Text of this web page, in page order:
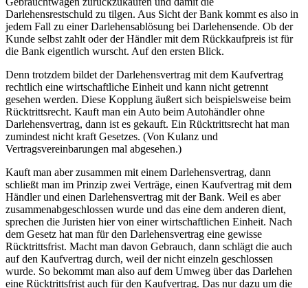
Darlehensrestschuld zu tilgen. Aus Sicht der Bank kommt es also in
jedem Fall zu einer Darlehensablösung bei Darlehensende. Ob der
Kunde selbst zahlt oder der Händler mit dem Rückkaufpreis ist für
die Bank eigentlich wurscht. Auf den ersten Blick.
Denn trotzdem bildet der Darlehensvertrag mit dem Kaufvertrag
rechtlich eine wirtschaftliche Einheit und kann nicht getrennt
gesehen werden. Diese Kopplung äußert sich beispielsweise beim
Rücktrittsrecht. Kauft man ein Auto beim Autohändler ohne
Darlehensvertrag, dann ist es gekauft. Ein Rücktrittsrecht hat man
zumindest nicht kraft Gesetzes. (Von Kulanz und
Vertragsvereinbarungen mal abgesehen.)
Kauft man aber zusammen mit einem Darlehensvertrag, dann
schließt man im Prinzip zwei Verträge, einen Kaufvertrag mit dem
Händler und einen Darlehensvertrag mit der Bank. Weil es aber
zusammenabgeschlossen wurde und das eine dem anderen dient,
sprechen die Juristen hier von einer wirtschaftlichen Einheit. Nach
dem Gesetz hat man für den Darlehensvertrag eine gewisse
Rücktrittsfrist. Macht man davon Gebrauch, dann schlägt die auch
auf den Kaufvertrag durch, weil der nicht einzeln geschlossen
wurde. So bekommt man also auf dem Umweg über das Darlehen
eine Rücktrittsfrist auch für den Kaufvertrag. Das nur dazu um die